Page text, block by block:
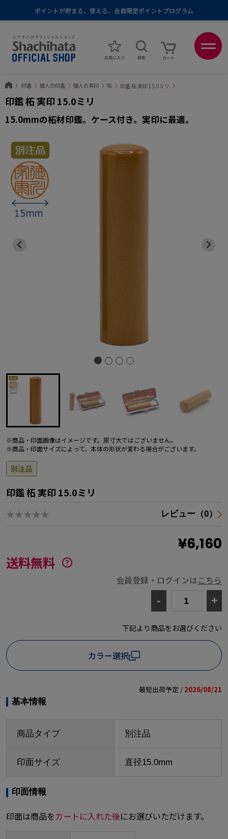
ポイントが貯まる、使える、会員限定ポイントプログラム
メール便1,500円以上 / 宅配便3,500円以上のお買い物で送料無料
あなたに最適なスタンプをシヤチハタがレコメンド
〉 印鑑 〉 個人の印鑑 〉 個人の実印 〉 柘 〉 印鑑 柘 実印 15.0ミリ 〉
印鑑 柘 実印 15.0ミリ
15.0mmの柘材印鑑。ケース付き。実印に最適。
※商品・印面画像はイメージです。原寸大ではございません。
※商品・印面サイズによって、本体の形状が変わる場合がございます。
別注品
印鑑 柘 実印 15.0ミリ
★★★★★ レビュー（0）
¥6,160
送料無料
会員登録・ログインはこちら
- +
下記より商品をお選びください
カラー選択
最短出荷予定 / 2026/08/21
基本情報
商品タイプ 別注品
印面サイズ 直径15.0mm
印面情報
印面は商品をカートに入れた後にお選びいただけます。